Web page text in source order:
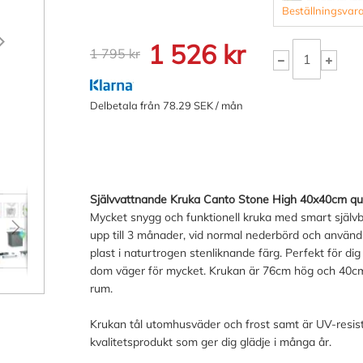
1 795 kr 1 526 kr
Delbetala från 78.29 SEK / mån
Självvattnande Kruka Canto Stone High 40x40cm
Mycket snygg och funktionell kruka med smart
upp till 3 månader, vid normal nederbörd och
plast i naturtrogen stenliknande färg. Perfekt för
dom väger för mycket. Krukan är 76cm hög och
rum.
Krukan tål utomhusväder och frost samt är UV-
kvalitetsprodukt som ger dig glädje i många år.